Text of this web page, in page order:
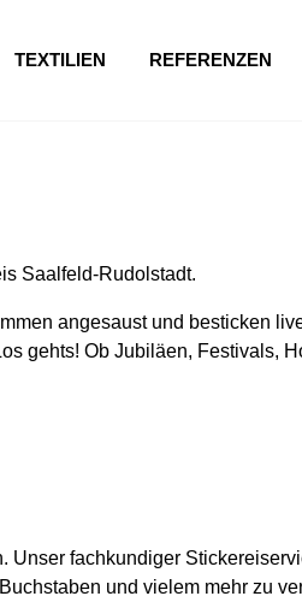
TEXTILIEN REFERENZEN
Saalfeld-Rudolstadt.
angesaust und besticken
gehts! Ob Jubiläen, Festivals,
Unser fachkundiger
und vielem mehr zu